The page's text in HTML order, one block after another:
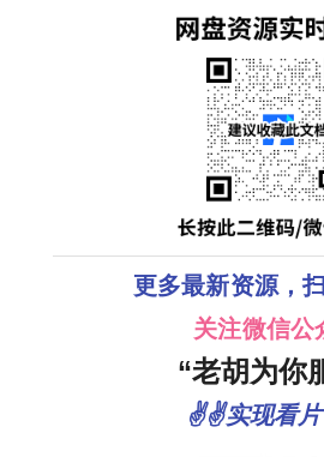
更多最新资源，
关注微信公
“老胡为你
✌✌实现看